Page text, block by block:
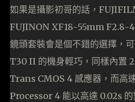
如果是攝影初哥的話，
FUJINON XF18-55mm F2.8-
鏡頭套裝會是個不錯的選擇，
T30 II 的機身輕巧，同樣內置
Trans CMOS 4 感應器，而高
Processor 4 能以高達 0.02s